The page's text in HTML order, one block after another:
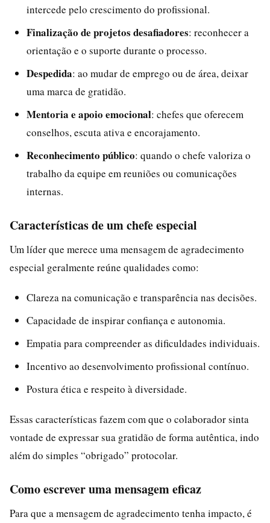
intercede pelo crescimento do profissional.
Finalização de projetos desafiadores: reconhecer a
orientação e o suporte durante o processo.
Despedida: ao mudar de emprego ou de área, deixar
uma marca de gratidão.
Mentoria e apoio emocional: chefes que oferecem
conselhos, escuta ativa e encorajamento.
Reconhecimento público: quando o chefe valoriza o
trabalho da equipe em reuniões ou comunicações
internas.
Características de um chefe especial
Um líder que merece uma mensagem de agradecimento
especial geralmente reúne qualidades como:
Clareza na comunicação e transparência nas decisões.
Capacidade de inspirar confiança e autonomia.
Empatia para compreender as dificuldades individuais.
Incentivo ao desenvolvimento profissional contínuo.
Postura ética e respeito à diversidade.
Essas características fazem com que o colaborador sinta
vontade de expressar sua gratidão de forma autêntica, indo
além do simples “obrigado” protocolar.
Como escrever uma mensagem eficaz
Para que a mensagem de agradecimento tenha impacto, é